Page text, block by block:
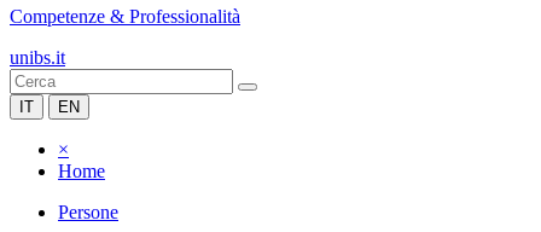
Competenze & Professionalità
unibs.it
IT EN
×
Home
Persone